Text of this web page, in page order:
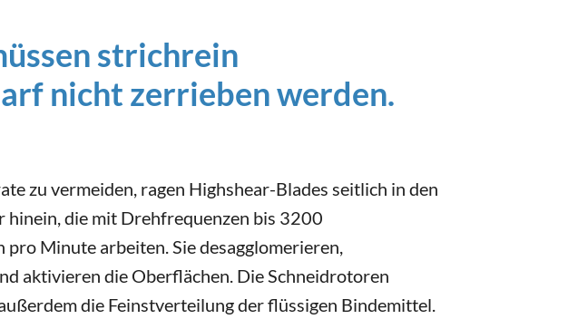
strichrein
nicht zerrieben werden.
zu vermeiden, ragen Highshear-Blades seitlich in den
hinein, die mit Drehfrequenzen bis 3200
pro Minute arbeiten. Sie desagglomerieren,
aktivieren die Oberflächen. Die Schneidrotoren
die Feinstverteilung der flüssigen Bindemittel.